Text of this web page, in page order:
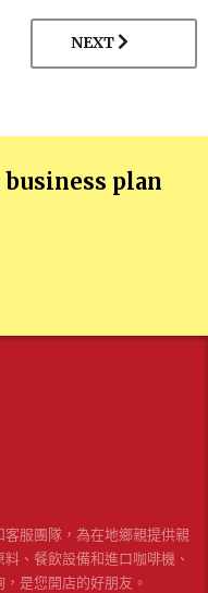
NEXT
plan
服團隊，為在地鄉親提供親
、餐飲設備和進口咖啡機、
是您開店的好朋友。